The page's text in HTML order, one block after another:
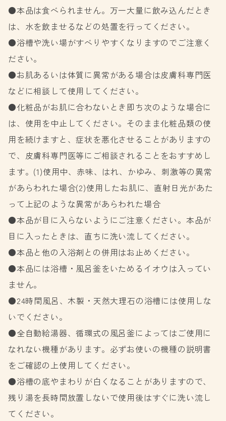
●本品は食べられません。万一大量に飲み込んだとき
は、水を飲ませるなどの処置を行ってください。
●浴槽や洗い場がすべりやすくなりますのでご注意く
ださい。
●お肌あるいは体質に異常がある場合は皮膚科専門医
などに相談して使用してください。
●化粧品がお肌に合わないとき即ち次のような場合に
は、使用を中止してください。そのまま化粧品類の使
用を続けますと、症状を悪化させることがありますの
で、皮膚科専門医等にご相談されることをおすすめし
ます。(1)使用中、赤味、はれ、かゆみ、刺激等の異常
があらわれた場合(2)使用したお肌に、直射日光があた
って上記のような異常があらわれた場合
●本品が目に入らないようにご注意ください。本品が
目に入ったときは、直ちに洗い流してください。
●本品と他の入浴剤との併用はお止めください。
●本品には浴槽・風呂釜をいためるイオウは入ってい
ません。
●24時間風呂、木製・天然大理石の浴槽には使用しな
いでください。
●全自動給湯器、循環式の風呂釜によってはご使用に
なれない機種があります。必ずお使いの機種の説明書
をご確認の上使用してください。
●浴槽の底やまわりが白くなることがありますので、
残り湯を長時間放置しないで使用後はすぐに洗い流し
てください。